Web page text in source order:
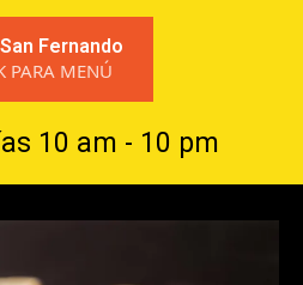
Fernando
PARA MENÚ
10 am - 10 pm